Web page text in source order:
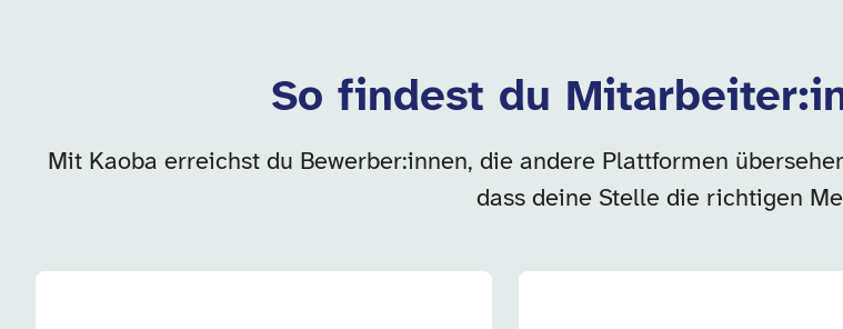
So findest du
Mit Kaoba erreichst du Bewerber:innen, die andere Plattformen
dass deine Stelle die richtigen